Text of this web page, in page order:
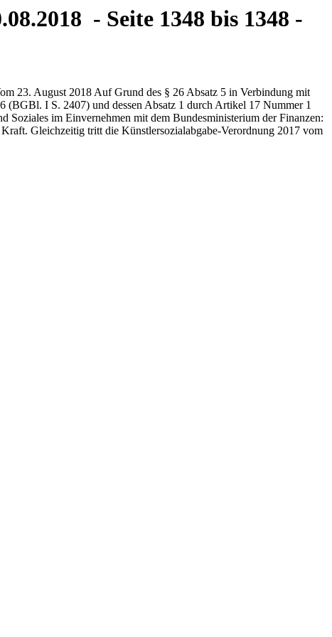
- Seite 1348 bis 1348 -
23. August 2018 Auf Grund des § 26 Absatz 5 in Verbindung mit
(BGBl. I S. 2407) und dessen Absatz 1 durch Artikel 17 Nummer 1
Soziales im Einvernehmen mit dem Bundesministerium der Finanzen:
Gleichzeitig tritt die Künstlersozialabgabe-Verordnung 2017 vom